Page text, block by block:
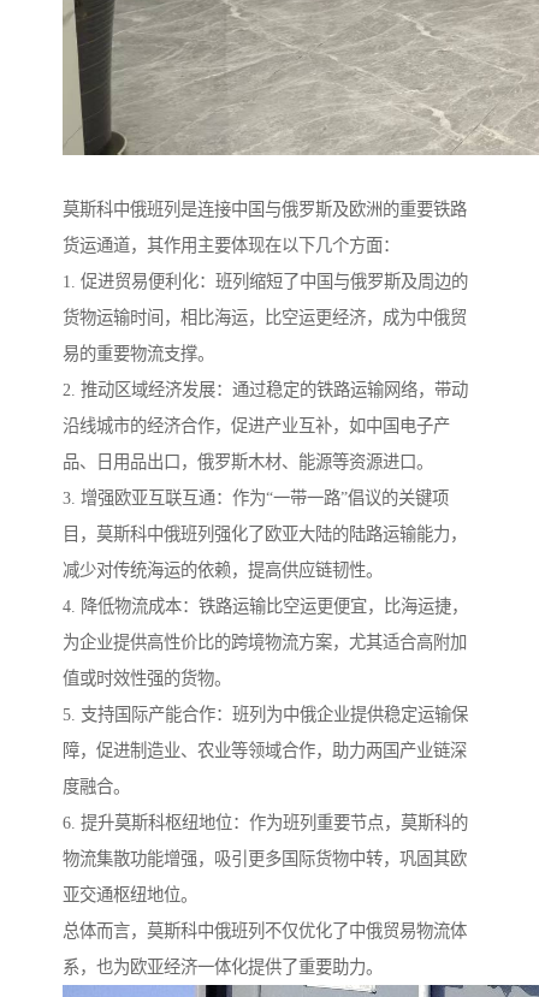
莫斯科中俄班列是连接中国与俄罗斯及欧洲的重要铁路
货运通道，其作用主要体现在以下几个方面：
1. 促进贸易便利化：班列缩短了中国与俄罗斯及周边的
货物运输时间，相比海运，比空运更经济，成为中俄贸
易的重要物流支撑。
2. 推动区域经济发展：通过稳定的铁路运输网络，带动
沿线城市的经济合作，促进产业互补，如中国电子产
品、日用品出口，俄罗斯木材、能源等资源进口。
3. 增强欧亚互联互通：作为“一带一路”倡议的关键项
目，莫斯科中俄班列强化了欧亚大陆的陆路运输能力，
减少对传统海运的依赖，提高供应链韧性。
4. 降低物流成本：铁路运输比空运更便宜，比海运捷，
为企业提供高性价比的跨境物流方案，尤其适合高附加
值或时效性强的货物。
5. 支持国际产能合作：班列为中俄企业提供稳定运输保
障，促进制造业、农业等领域合作，助力两国产业链深
度融合。
6. 提升莫斯科枢纽地位：作为班列重要节点，莫斯科的
物流集散功能增强，吸引更多国际货物中转，巩固其欧
亚交通枢纽地位。
总体而言，莫斯科中俄班列不仅优化了中俄贸易物流体
系，也为欧亚经济一体化提供了重要助力。